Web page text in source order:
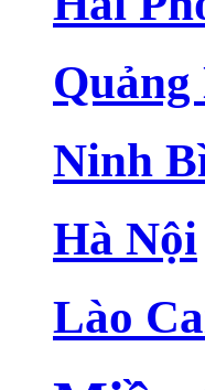
Ninh
Hà Nội
Lào